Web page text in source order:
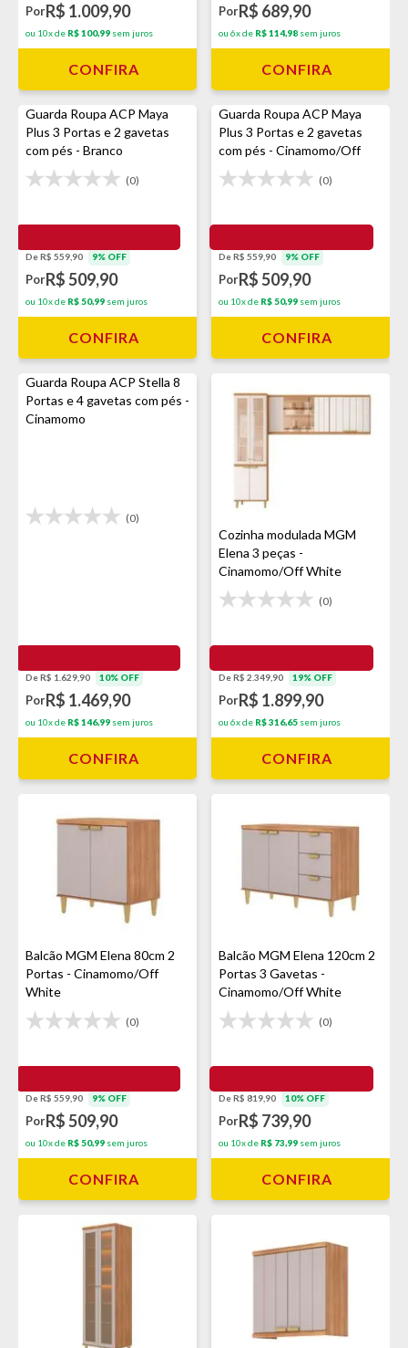
PorR$ 1.009,90
ou 10x de R$ 100,99 sem juros
CONFIRA
PorR$ 689,90
ou 6x de R$ 114,98 sem juros
CONFIRA
Guarda Roupa ACP Maya
Plus 3 Portas e 2 gavetas
com pés - Branco
(0)
De R$ 559,90 9% OFF
PorR$ 509,90
ou 10x de R$ 50,99 sem juros
CONFIRA
Guarda Roupa ACP Maya
Plus 3 Portas e 2 gavetas
com pés - Cinamomo/Off
White
(0)
De R$ 559,90 9% OFF
PorR$ 509,90
ou 10x de R$ 50,99 sem juros
CONFIRA
Guarda Roupa ACP Stella 8
Portas e 4 gavetas com pés -
Cinamomo
(0)
De R$ 1.629,90 10% OFF
PorR$ 1.469,90
ou 10x de R$ 146,99 sem juros
CONFIRA
Cozinha modulada MGM
Elena 3 peças -
Cinamomo/Off White
(0)
De R$ 2.349,90 19% OFF
PorR$ 1.899,90
ou 6x de R$ 316,65 sem juros
CONFIRA
Balcão MGM Elena 80cm 2
Portas - Cinamomo/Off
White
(0)
De R$ 559,90 9% OFF
PorR$ 509,90
ou 10x de R$ 50,99 sem juros
CONFIRA
Balcão MGM Elena 120cm 2
Portas 3 Gavetas -
Cinamomo/Off White
(0)
De R$ 819,90 10% OFF
PorR$ 739,90
ou 10x de R$ 73,99 sem juros
CONFIRA